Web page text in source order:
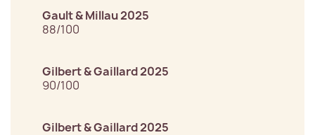
Gault & Millau 2025
88/100
Gilbert & Gaillard 2025
90/100
Gilbert & Gaillard 2025